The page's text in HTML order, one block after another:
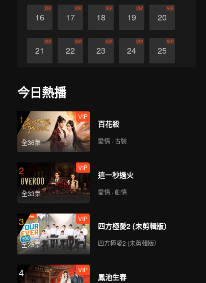
16
VIP
17
VIP
18
VIP
19
VIP
20
VIP
21
VIP
22
VIP
23
VIP
24
VIP
25
VIP
27
今日熱播
1
全36集
VIP
百花殺
愛情 · 古裝
2
全33集
VIP
這一秒過火
愛情 · 劇情
3
全25集
VIP
四方極愛2 (未剪輯版）
四方極愛2 (未剪輯版）
4 VIP
鳳池生春